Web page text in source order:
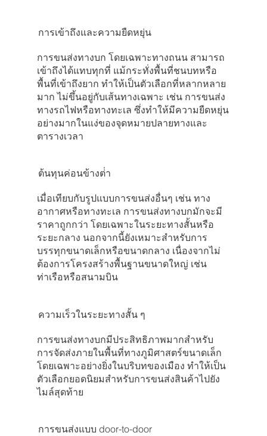
การเข้าถึงและความยืดหยุ่น
การขนส่งทางบก โดยเฉพาะทางถนน สามารถ
เข้าถึงได้แทบทุกที่ แม้กระทั่งพื้นที่ชนบทหรือ
พื้นที่เข้าถึงยาก ทําให้เป็นตัวเลือกที่หลากหลาย
มาก ไม่ขึ้นอยู่กับเส้นทางเฉพาะ เช่น การขนส่ง
ทางรถไฟหรือทางทะเล ซึ่งทําให้มีความยืดหยุ่น
อย่างมากในแง่ของจุดหมายปลายทางและ
ตารางเวลา
ต้นทุนค่อนข้างต่ํา
เมื่อเทียบกับรูปแบบการขนส่งอื่นๆ เช่น ทาง
อากาศหรือทางทะเล การขนส่งทางบกมักจะมี
ราคาถูกกว่า โดยเฉพาะในระยะทางสั้นหรือ
ระยะกลาง นอกจากนี้ยังเหมาะสําหรับการ
บรรทุกขนาดเล็กหรือขนาดกลาง เนื่องจากไม่
ต้องการโครงสร้างพื้นฐานขนาดใหญ่ เช่น
ท่าเรือหรือสนามบิน
ความเร็วในระยะทางสั้น ๆ
การขนส่งทางบกมีประสิทธิภาพมากสําหรับ
การจัดส่งภายในพื้นที่ทางภูมิศาสตร์ขนาดเล็ก
โดยเฉพาะอย่างยิ่งในบริบทของเมือง ทําให้เป็น
ตัวเลือกยอดนิยมสําหรับการขนส่งสินค้าไปยัง
ไมล์สุดท้าย
การขนส่งแบบ door-to-door